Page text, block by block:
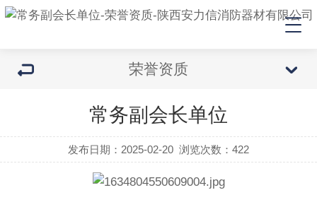
荣誉资质
常务副会长单位
发布日期：2025-02-20 浏览次数：422